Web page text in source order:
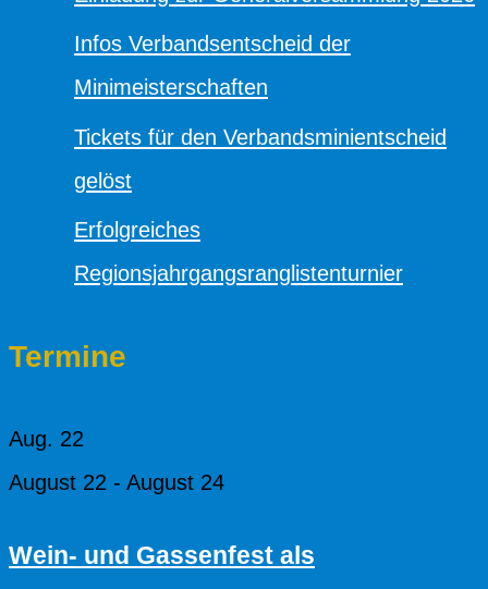
Infos Verbandsentscheid der
Minimeisterschaften
Tickets für den Verbandsminientscheid
gelöst
Erfolgreiches
Regionsjahrgangsranglistenturnier
Termine
Aug. 22
August 22 - August 24
Wein- und Gassenfest als